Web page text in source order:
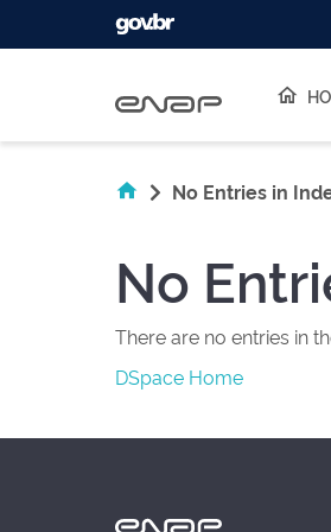
No Entries in
No
There are no entries in
DSpace Home